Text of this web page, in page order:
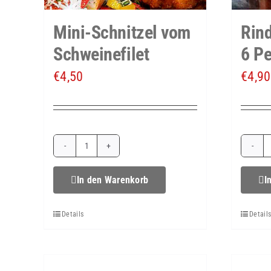
Mini-Schnitzel vom
Schweinefilet
€4,50
Mini-
Schnitzel
In den Warenkorb
Details
6
€4,90
Details